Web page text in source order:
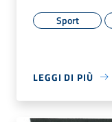
Sport
LEGGI DI PIÙ